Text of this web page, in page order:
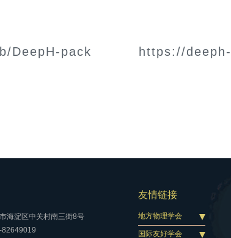
DeepH-pack
https://deeph-
海淀区中关村南三街8号
82649019
友情链接
地方物理学会
国际友好学会